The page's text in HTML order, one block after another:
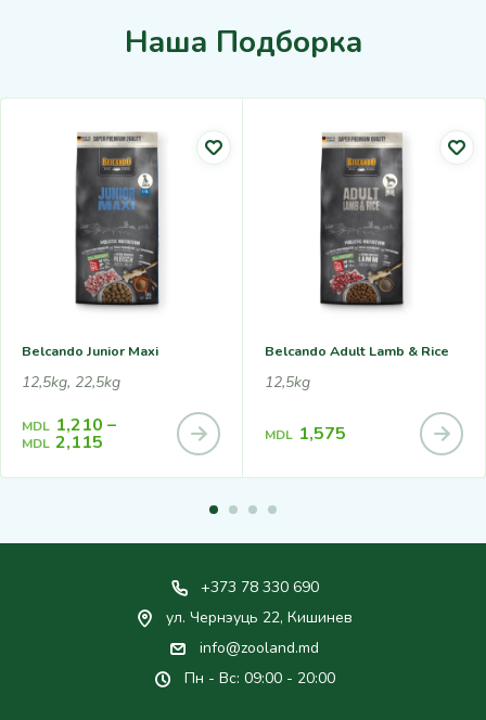
Наша Подборка
Belcando Junior Maxi
12,5kg, 22,5kg
MDL 1,210 –
MDL 2,115
Belcando Adult Lamb & Rice
12,5kg
MDL 1,575
+373 78 330 690
ул. Чернэуць 22, Кишинев
info@zooland.md
Пн - Вс: 09:00 - 20:00